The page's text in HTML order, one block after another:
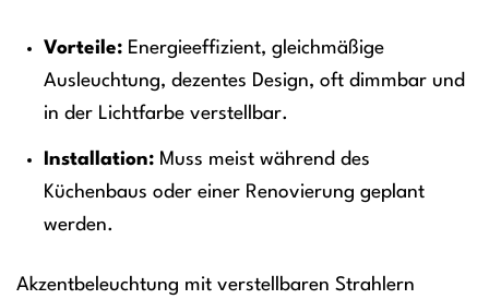
Vorteile:Energieeffizient, gleichmäßige
Ausleuchtung, dezentes Design, oft dimmbar und
in der Lichtfarbe verstellbar.
Installation:Muss meist während des
Küchenbaus oder einer Renovierung geplant
werden.
Akzentbeleuchtung mit verstellbaren Strahlern